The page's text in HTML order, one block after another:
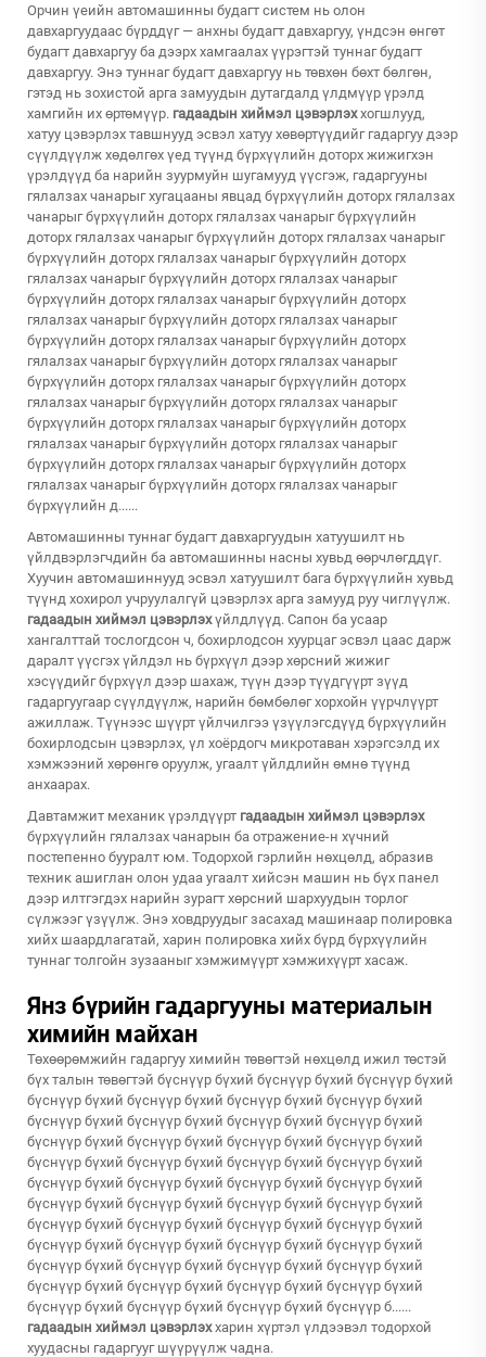
Орчин үеийн автомашинны будагт систем нь олон
давхаргуудаас бүрддүг — анхны будагт давхаргуу, үндсэн өнгөт
будагт давхаргуу ба дээрх хамгаалах үүрэгтэй туннаг будагт
давхаргуу. Энэ туннаг будагт давхаргуу нь төвхөн бөхт бөлгөн,
гэтэд нь зохистой арга замуудын дутагдалд үлдмүүр үрэлд
хамгийн их өртөмүүр. гадаадын хиймэл цэвэрлэххогшлууд,
хатуу цэвэрлэх тавшнууд эсвэл хатуу хөвөртүүдийг гадаргуу дээр
сүүлдүүлж хөдөлгөх үед түүнд бүрхүүлийн доторх жижигхэн
үрэлдүүд ба нарийн зуурмуйн шугамууд үүсгэж, гадаргууны
гялалзах чанарыг хугацааны явцад бүрхүүлийн доторх гялалзах
чанарыг бүрхүүлийн доторх гялалзах чанарыг бүрхүүлийн
доторх гялалзах чанарыг бүрхүүлийн доторх гялалзах чанарыг
бүрхүүлийн доторх гялалзах чанарыг бүрхүүлийн доторх
гялалзах чанарыг бүрхүүлийн доторх гялалзах чанарыг
бүрхүүлийн доторх гялалзах чанарыг бүрхүүлийн доторх
гялалзах чанарыг бүрхүүлийн доторх гялалзах чанарыг
бүрхүүлийн доторх гялалзах чанарыг бүрхүүлийн доторх
гялалзах чанарыг бүрхүүлийн доторх гялалзах чанарыг
бүрхүүлийн доторх гялалзах чанарыг бүрхүүлийн доторх
гялалзах чанарыг бүрхүүлийн доторх гялалзах чанарыг
бүрхүүлийн доторх гялалзах чанарыг бүрхүүлийн доторх
гялалзах чанарыг бүрхүүлийн доторх гялалзах чанарыг
бүрхүүлийн доторх гялалзах чанарыг бүрхүүлийн доторх
гялалзах чанарыг бүрхүүлийн доторх гялалзах чанарыг
бүрхүүлийн д......
Автомашинны туннаг будагт давхаргуудын хатуушилт нь
үйлдвэрлэгчдийн ба автомашинны насны хувьд өөрчлөгддүг.
Хуучин автомашиннууд эсвэл хатуушилт бага бүрхүүлийн хувьд
түүнд хохирол учруулалгүй цэвэрлэх арга замууд руу чиглүүлж.
гадаадын хиймэл цэвэрлэхүйлдлүүд. Сапон ба усаар
хангалттай тослогдсон ч, бохирлодсон хуурцаг эсвэл цаас дарж
даралт үүсгэх үйлдэл нь бүрхүүл дээр хөрсний жижиг
хэсүүдийг бүрхүүл дээр шахаж, түүн дээр түүдгүүрт зүүд
гадаргуугаар сүүлдүүлж, нарийн бөмбөлөг хорхойн үүрчлүүрт
ажиллаж. Түүнээс шүүрт үйлчилгээ үзүүлэгсдүүд бүрхүүлийн
бохирлодсын цэвэрлэх, үл хоёрдогч микротаван хэрэгсэлд их
хэмжээний хөрөнгө оруулж, угаалт үйлдлийн өмнө түүнд
анхаарах.
Давтамжит механик үрэлдүүрт гадаадын хиймэл цэвэрлэх
бүрхүүлийн гялалзах чанарын ба отражение-н хүчний
постепенно бууралт юм. Тодорхой гэрлийн нөхцөлд, абразив
техник ашиглан олон удаа угаалт хийсэн машин нь бүх панел
дээр илтгэгдэх нарийн зурагт хөрсний шархуудын торлог
сүлжээг үзүүлж. Энэ ховдруудыг засахад машинаар полировка
хийх шаардлагатай, харин полировка хийх бүрд бүрхүүлийн
туннаг толгойн зузааныг хэмжимүүрт хэмжихүүрт хасаж.
Янз бүрийн гадаргууны материалын
химийн майхан
Төхөөрөмжийн гадаргуу химийн төвөгтэй нөхцөлд ижил төстэй
бүх талын төвөгтэй бүснүүр бүхий бүснүүр бүхий бүснүүр бүхий
бүснүүр бүхий бүснүүр бүхий бүснүүр бүхий бүснүүр бүхий
бүснүүр бүхий бүснүүр бүхий бүснүүр бүхий бүснүүр бүхий
бүснүүр бүхий бүснүүр бүхий бүснүүр бүхий бүснүүр бүхий
бүснүүр бүхий бүснүүр бүхий бүснүүр бүхий бүснүүр бүхий
бүснүүр бүхий бүснүүр бүхий бүснүүр бүхий бүснүүр бүхий
бүснүүр бүхий бүснүүр бүхий бүснүүр бүхий бүснүүр бүхий
бүснүүр бүхий бүснүүр бүхий бүснүүр бүхий бүснүүр бүхий
бүснүүр бүхий бүснүүр бүхий бүснүүр бүхий бүснүүр бүхий
бүснүүр бүхий бүснүүр бүхий бүснүүр бүхий бүснүүр бүхий
бүснүүр бүхий бүснүүр бүхий бүснүүр бүхий бүснүүр бүхий
бүснүүр бүхий бүснүүр бүхий бүснүүр бүхий бүснүүр б......
гадаадын хиймэл цэвэрлэххарин хүртэл үлдээвэл тодорхой
хуудасны гадаргууг шүүрүүлж чадна.